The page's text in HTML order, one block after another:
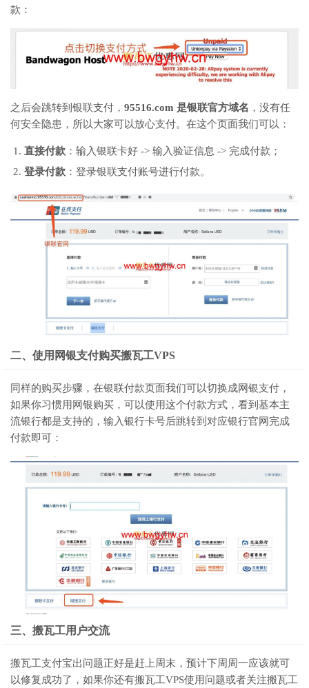
款：
之后会跳转到银联支付， 95516.com 是银联官方域名 ，没有任
何安全隐患，所以大家可以放心支付。在这个页面我们可以：
直接付款 ：输入银联卡好 -> 输入验证信息 -> 完成付款；
登录付款 ：登录银联支付账号进行付款。
二、使用网银支付购买搬瓦工VPS
同样的购买步骤，在银联付款页面我们可以切换成网银支付，
如果你习惯用网银购买，可以使用这个付款方式，看到基本主
流银行都是支持的，输入银行卡号后跳转到对应银行官网完成
付款即可：
三、搬瓦工用户交流
搬瓦工支付宝出问题正好是赶上周末，预计下周周一应该就可
以修复成功了，如果你还有搬瓦工VPS使用问题或者关注搬瓦工